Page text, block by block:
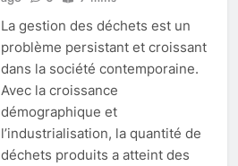
La gestion des déchets est un
problème persistant et croissant
dans la société contemporaine.
Avec la croissance
démographique et
l’industrialisation, la quantité de
déchets produits a atteint des